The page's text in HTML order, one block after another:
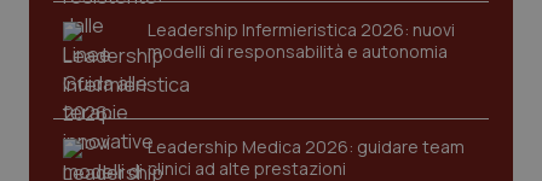
Leadership Infermieristica 2026: nuovi
modelli di responsabilità e autonomia
Leadership Medica 2026: guidare team
clinici ad alte prestazioni
CookieScriptConsent
www.quotidianosanita.it